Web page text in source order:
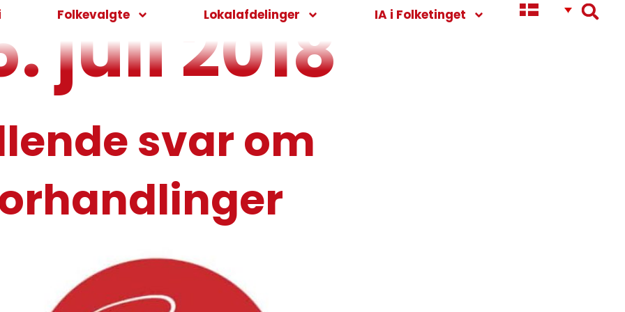
Folkevalgte Lokalafdelinger IA i Folketinget
juli 2018
svar om